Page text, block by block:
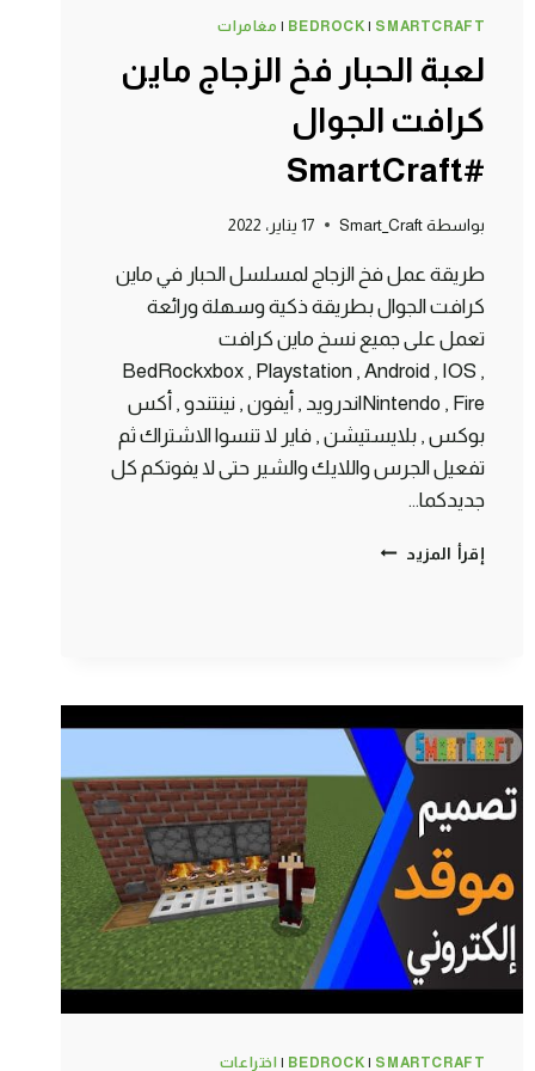
BEDROCK | SMARTCRAFT
| مغامرات
لعبة الحبار فخ الزجاج ماين
كرافت الجوال
#SmartCraft
بواسطة Smart_Craft 17 يناير، 2022
طريقة عمل فخ الزجاج لمسلسل الحبار في ماين
كرافت الجوال بطريقة ذكية وسهلة ورائعة
تعمل على جميع نسخ ماين كرافت
BedRockxbox , Playstation , Android , IOS ,
Nintendo , Fireاندرويد , أيفون , نينتندو , أكس
بوكس , بلايستيشن , فاير لا تنسوا الاشتراك ثم
تفعيل الجرس واللايك والشير حتى لا يفوتكم كل
جديدكما…
إقرأ المزيد لعبة
#SMARTCRAFT
BEDROCK | SMARTCRAFT
| اختراعات